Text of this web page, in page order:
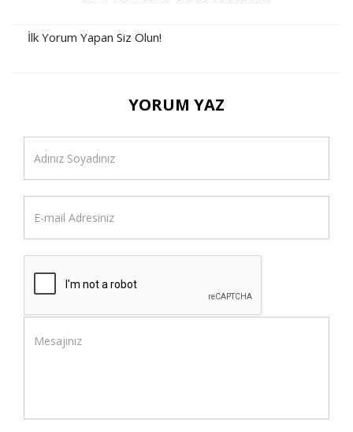
İlk Yorum Yapan Siz Olun!
YORUM YAZ